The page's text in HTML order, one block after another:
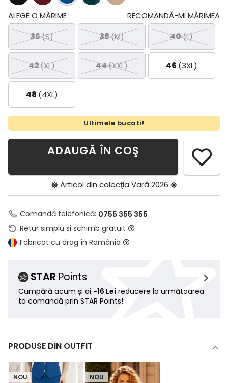
RECOMANDĂ-MI MĂRIMEA
ALEGE O MĂRIME
36(S) 38(M) 40(L)
42(XL) 44(XXL) 46 (3XL)
48 (4XL)
Ultimele bucati!
ADAUGĂ ÎN COŞ
Articol din colecţia Vară 2026
Comandă telefonică: 0755 355 355
Retur simplu si schimb gratuit
Fabricat cu drag în România
STAR Points
Cumpără acum și ai -16 Lei reducere la următoarea
ta comandă prin STAR Points!
PRODUSE DIN OUTFIT
NOU NOU